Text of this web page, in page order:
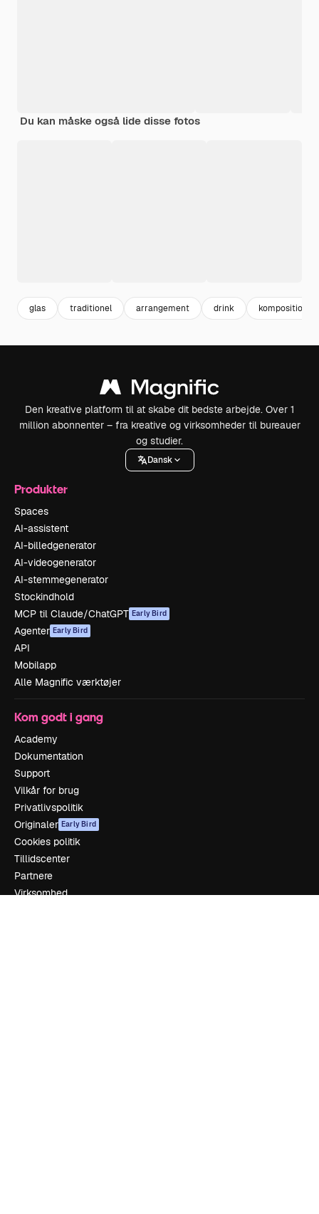
Du kan måske også lide disse fotos
glas traditionel arrangement drink komposition
Den kreative platform til at skabe dit bedste arbejde. Over 1
million abonnenter – fra kreative og virksomheder til bureauer
og studier.
Dansk
Produkter
Spaces
AI-assistent
AI-billedgenerator
AI-videogenerator
AI-stemmegenerator
Stockindhold
MCP til Claude/ChatGPT Early Bird
Agenter Early Bird
API
Mobilapp
Alle Magnific værktøjer
Kom godt i gang
Academy
Dokumentation
Support
Vilkår for brug
Privatlivspolitik
Originaler Early Bird
Cookies politik
Tillidscenter
Partnere
Virksomhed